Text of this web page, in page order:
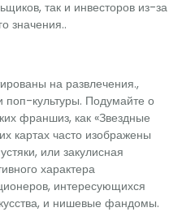
так и инвесторов из-за
значения..
на развлечения.,
культуры. Подумайте о
франшиз, как «Звездные
картах часто изображены
или закулисная
характера
интересующихся
и нишевые фандомы.